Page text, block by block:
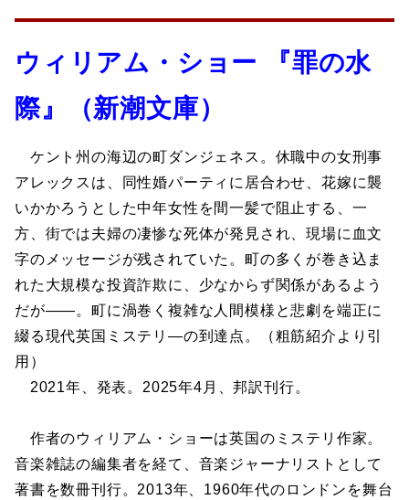
ウィリアム・ショー 『罪の水
際』（新潮文庫）
ケント州の海辺の町ダンジェネス。休職中の女刑事
アレックスは、同性婚パーティに居合わせ、花嫁に襲
いかかろうとした中年女性を間一髪で阻止する、一
方、街では夫婦の凄惨な死体が発見され、現場に血文
字のメッセージが残されていた。町の多くが巻き込ま
れた大規模な投資詐欺に、少なからず関係があるよう
だが――。町に渦巻く複雑な人間模様と悲劇を端正に
綴る現代英国ミステリ―の到達点。（粗筋紹介より引
用）
2021年、発表。2025年4月、邦訳刊行。
作者のウィリアム・ショーは英国のミステリ作家。
音楽雑誌の編集者を経て、音楽ジャーナリストとして
著書を数冊刊行。2013年、1960年代のロンドンを舞台